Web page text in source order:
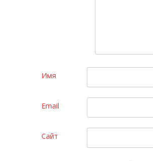
Имя
Email
Сайт